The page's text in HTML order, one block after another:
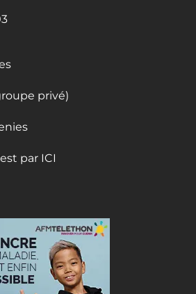
privé)
par ICI